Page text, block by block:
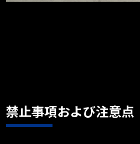
禁止事項および注意点